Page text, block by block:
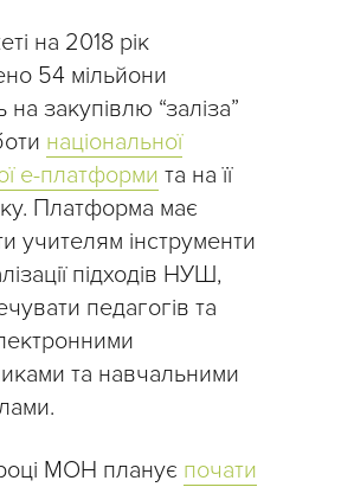
на 2018 рік
54 мільйони
на закупівлю “заліза”
національної
е-платформи та на її
Платформа має
учителям інструменти
підходів НУШ,
педагогів та
та навчальними
МОН планує почати